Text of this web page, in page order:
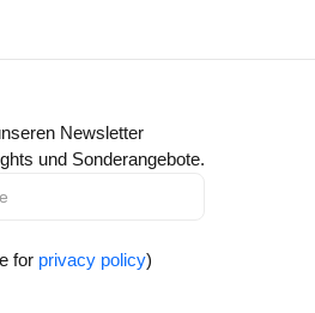
Newsletter
und Sonderangebote.
for privacy policy)